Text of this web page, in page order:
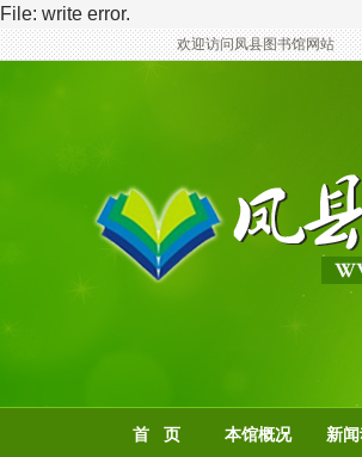
File: write error.
欢迎访问凤县图书馆网站
首 页 本馆概况 新